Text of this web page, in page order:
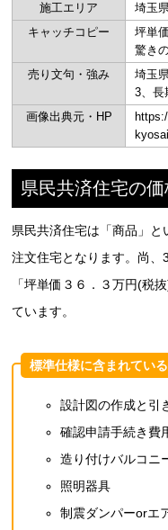
施工エリア
埼玉
キャッチコピー
坪単
驚き
売り文句・強み
埼玉
3、長
画像出典元・HP
県民共済住宅の
県民共済住宅は「商品」
注文住宅となります。尚
「坪単価３６．３万円(税
ています。
標準仕様に含まれてい
設計図の作成と引
確認申請手続き費
造り付けバルコニ
照明器具
制震ダンパーorエ